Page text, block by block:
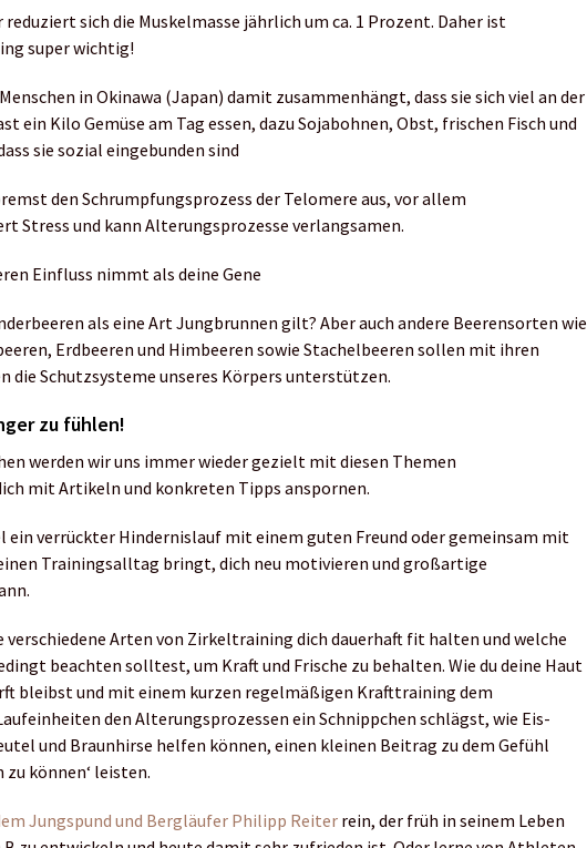
sich die Muskelmasse jährlich um ca. 1 Prozent. Daher ist
super wichtig!
in Okinawa (Japan) damit zusammenhängt, dass sie sich viel an der
ein Kilo Gemüse am Tag essen, dazu Sojabohnen, Obst, frischen Fisch und
sie sozial eingebunden sind
den Schrumpfungsprozess der Telomere aus, vor allem
Stress und kann Alterungsprozesse verlangsamen.
Einfluss nimmt als deine Gene
als eine Art Jungbrunnen gilt? Aber auch andere Beerensorten wie
Erdbeeren und Himbeeren sowie Stachelbeeren sollen mit ihren
Schutzsysteme unseres Körpers unterstützen.
zu fühlen!
werden wir uns immer wieder gezielt mit diesen Themen
mit Artikeln und konkreten Tipps anspornen.
ein verrückter Hindernislauf mit einem guten Freund oder gemeinsam mit
Trainingsalltag bringt, dich neu motivieren und großartige
verschiedene Arten von Zirkeltraining dich dauerhaft fit halten und welche
beachten solltest, um Kraft und Frische zu behalten. Wie du deine Haut
bleibst und mit einem kurzen regelmäßigen Krafttraining dem
den Alterungsprozessen ein Schnippchen schlägst, wie Eis-
und Braunhirse helfen können, einen kleinen Beitrag zu dem Gefühl
zu können‘ leisten.
Jungspund und Bergläufer Philipp Reiter rein, der früh in seinem Leben